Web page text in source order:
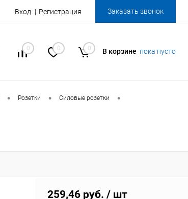
Вход Регистрация Заказать звонок
0 0 0 В корзине пока пусто
• Розетки • Силовые розетки •
259,46 руб. / шт